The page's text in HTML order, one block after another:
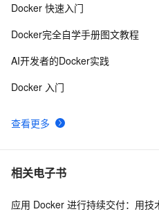
10Docker详解（十五）
查看更多
Docker 快速入门
Docker完全自学手册图文教程
AI开发者的Docker实践
Docker 入门
相关电子书
应用 Docker 进行持续交付：用技